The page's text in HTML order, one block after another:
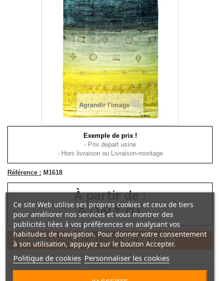
Agrandir l'image
Exemple de prix !
- Prix depart usine
- Hors livraison ou Livraison-montage
Référence : M1618
À partir de :
83,00 € HT
Contactez-nous au :01 69 74 85 50
Ce site Web utilise ses propres cookies et ceux de tiers
pour améliorer nos services et vous montrer des
publicités liées à vos préférences en analysant vos
habitudes de navigation. Pour donner votre consentement
à son utilisation, appuyez sur le bouton Accepter.
Politique de cookies Personnaliser les cookies